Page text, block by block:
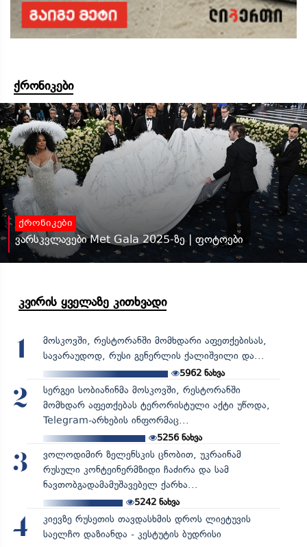
ქრონიკები
ქრონიკები
ვარსკვლავები Met Gala 2025-ზე | ფოტოები
კვირის ყველაზე კითხვადი
1
მოსკოვში, რესტორანში მომხდარი აფეთქებისას,
სავარაუდოდ, რუსი გენერლის ქალიშვილი და...
5962 ნახვა
2
სერგეი სობიანინმა მოსკოვში, რესტორანში
მომხდარ აფეთქებას ტერორისტული აქტი უწოდა,
Telegram-არხების ინფორმაც...
5256ნახვა
3
ვოლოდიმირ ზელენსკის ცნობით, უკრაინამ
რუსული კონტეინერმზიდი ჩაძირა და სამ
ნავთობგადამამუშავებელ ქარხა...
5242ნახვა
4
კიევზე რუსეთის თავდასხმის დროს ლიეტუვის
საელჩო დაზიანდა - კესტუტის ბუდრისი